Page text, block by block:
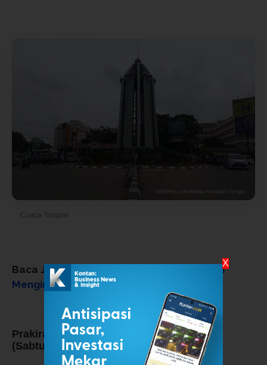
Cuaca Tangsel
Baca Juga:
Prakiraan Cuaca: Hujan Ringan
Mengintai Jabodetabek Jumat Ini!
Prakiraan Cuaca Provinsi Banten Hari Ini
(Sabtu, 7 Februari 2026):
X